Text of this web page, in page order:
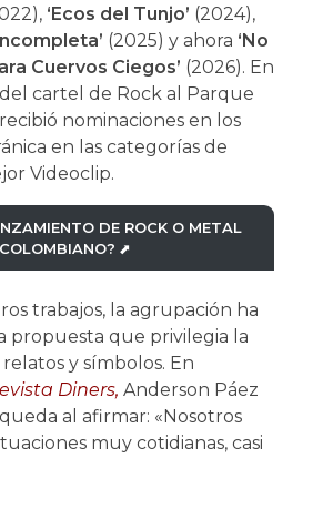
‘Ecos del Tunjo’ (2024),
(2025) y ahora ‘No
Cuervos Ciegos’ (2026). En
cartel de Rock al Parque
nominaciones en los
en las categorías de
Videoclip.
DE ROCK O METAL
COLOMBIANO? ⬈
trabajos, la agrupación ha
propuesta que privilegia la
y símbolos. En
Diners, Anderson Páez
al afirmar: «Nosotros
muy cotidianas, casi